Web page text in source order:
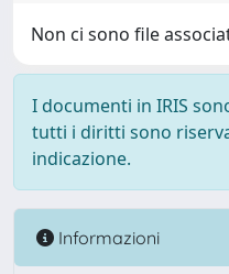
Non ci sono file
I documenti in IRIS
tutti i diritti sono
indicazione.
Informazioni